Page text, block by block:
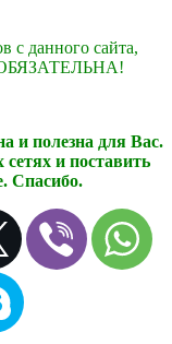
с данного сайта,
ОБЯЗАТЕЛЬНА!
и полезна для Вас.
и поставить
Спасибо.